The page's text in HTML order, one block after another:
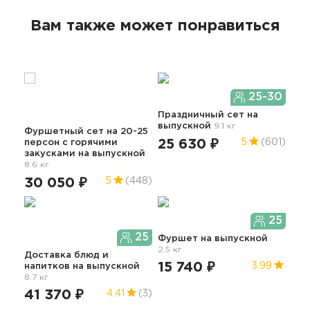
Вам также может понравиться
Фуршетный сет на 20-25
персон с горячими
закусками на выпускной
8.6 кг
30 050 ₽ 5 (448)
25-30
Праздничный сет на
выпускной 9.1 кг
25 630 ₽ 5 (601)
25
Доставка блюд и
напитков на выпускной
8.7 кг
41 370 ₽ 4.41 (3)
25
Фуршет на выпускной
2.5 кг
15 740 ₽ 3.99